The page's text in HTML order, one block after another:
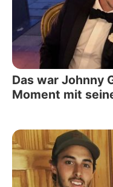
Das war Johnny
Moment mit